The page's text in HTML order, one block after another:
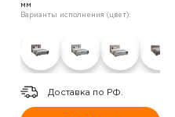
мм
Варианты исполнения (цвет):
Доставка по РФ.